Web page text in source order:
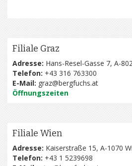
Filiale Graz
Adresse: Hans-Resel-Gasse 7, A-
Telefon: +43 316 763300
E-Mail: graz@bergfuchs.at
Öffnungszeiten
Filiale Wien
Adresse: Kaiserstraße 15, A-1070
Telefon: +43 1 5239698